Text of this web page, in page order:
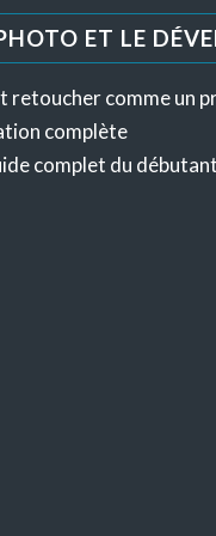
ET LE
retoucher comme un
complète
complet du débutant